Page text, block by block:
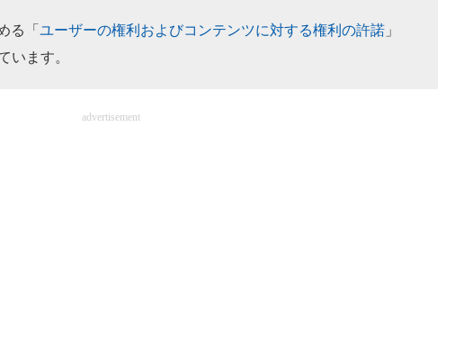
る「 ユーザーの権利およびコンテンツに対する権利の許諾 」
います。
advertisement